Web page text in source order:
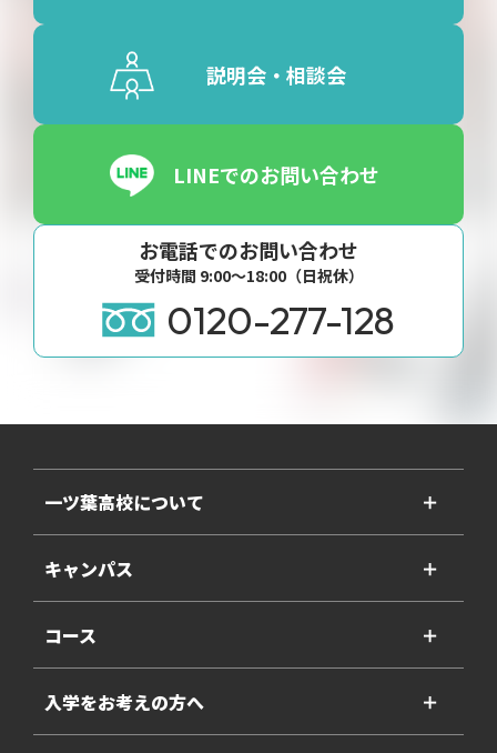
説明会・相談会
LINEでのお問い合わせ
お電話でのお問い合わせ
受付時間 9:00〜18:00（日祝休）
0120-277-128
一ツ葉高校について ＋
キャンパス ＋
コース ＋
入学をお考えの方へ ＋